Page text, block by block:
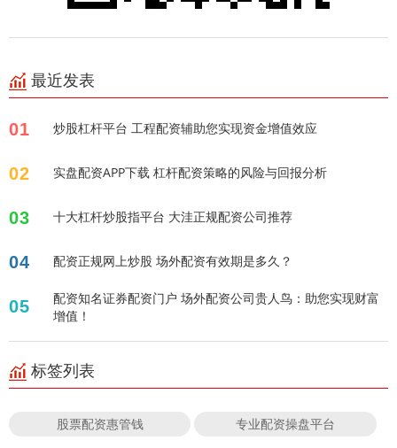
最近发表
01 炒股杠杆平台 工程配资辅助您实现资金增值效应
02 实盘配资APP下载 杠杆配资策略的风险与回报分析
03 十大杠杆炒股指平台 大洼正规配资公司推荐
04 配资正规网上炒股 场外配资有效期是多久？
05
配资知名证券配资门户 场外配资公司贵人鸟：助您实现财富
增值！
标签列表
股票配资惠管钱 专业配资操盘平台